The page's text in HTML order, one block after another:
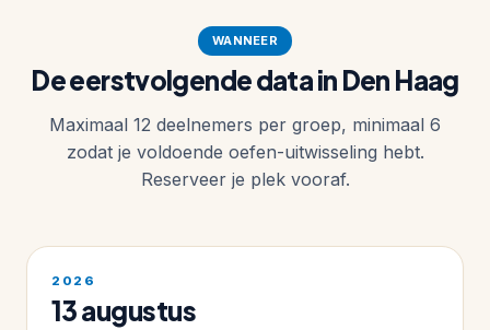
WANNEER
De eerstvolgende data in Den Haag
Maximaal 12 deelnemers per groep, minimaal 6
zodat je voldoende oefen-uitwisseling hebt.
Reserveer je plek vooraf.
2026
13 augustus